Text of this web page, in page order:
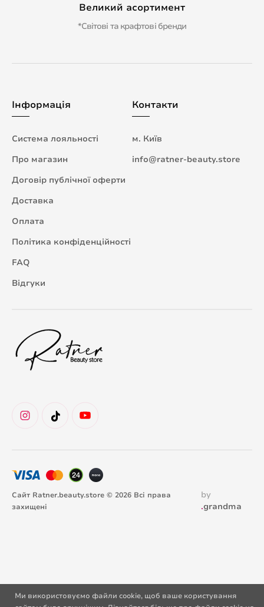
Великий асортимент
*Світові та крафтові бренди
Інформація
Система лояльності
Про магазин
Договір публічної оферти
Доставка
Оплата
Політика конфіденційності
FAQ
Відгуки
Контакти
м. Київ
info@ratner-beauty.store
Сайт Ratner.beauty.store © 2026 Всі права
захищені
by
.grandma
Ми використовуємо файли cookie, щоб ваше користування